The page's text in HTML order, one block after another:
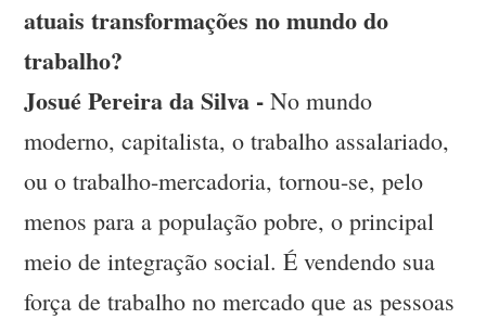
atuais transformações no mundo do
trabalho?
Josué Pereira da Silva - No mundo
moderno, capitalista, o trabalho assalariado,
ou o trabalho-mercadoria, tornou-se, pelo
menos para a população pobre, o principal
meio de integração social. É vendendo sua
força de trabalho no mercado que as pessoas